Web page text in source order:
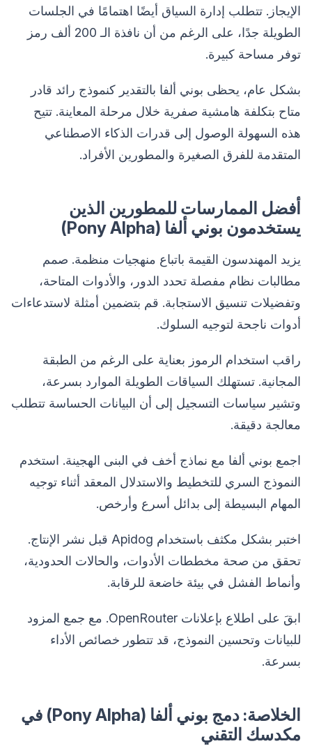
الإيجاز. تتطلب إدارة السياق أيضًا اهتمامًا في الجلسات
الطويلة جدًا، على الرغم من أن نافذة الـ 200 ألف رمز
توفر مساحة كبيرة.
بشكل عام، يحظى بوني ألفا بالتقدير كنموذج رائد قادر
متاح بتكلفة هامشية صفرية خلال مرحلة المعاينة. تتيح
هذه السهولة الوصول إلى قدرات الذكاء الاصطناعي
المتقدمة للفرق الصغيرة والمطورين الأفراد.
أفضل الممارسات للمطورين الذين
يستخدمون بوني ألفا (Pony Alpha)
يزيد المهندسون القيمة باتباع منهجيات منظمة. صمم
مطالبات نظام مفصلة تحدد الدور، والأدوات المتاحة،
وتفضيلات تنسيق الاستجابة. قم بتضمين أمثلة لاستدعاءات
أدوات ناجحة لتوجيه السلوك.
راقب استخدام الرموز بعناية على الرغم من الطبقة
المجانية. تستهلك السياقات الطويلة الموارد بسرعة،
وتشير سياسات التسجيل إلى أن البيانات الحساسة تتطلب
معالجة دقيقة.
اجمع بوني ألفا مع نماذج أخف في البنى الهجينة. استخدم
النموذج السري للتخطيط والاستدلال المعقد أثناء توجيه
المهام البسيطة إلى بدائل أسرع وأرخص.
اختبر بشكل مكثف باستخدام Apidog قبل نشر الإنتاج.
تحقق من صحة مخططات الأدوات، والحالات الحدودية،
وأنماط الفشل في بيئة خاضعة للرقابة.
ابقَ على اطلاع بإعلانات OpenRouter. مع جمع المزود
للبيانات وتحسين النموذج، قد تتطور خصائص الأداء
بسرعة.
الخلاصة: دمج بوني ألفا (Pony Alpha) في
مكدسك التقني